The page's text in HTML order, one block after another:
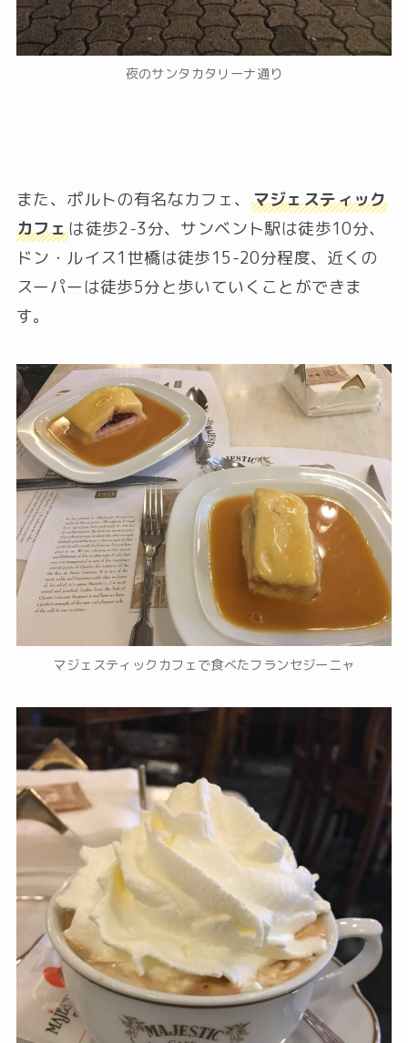
夜のサンタカタリーナ通り
また、ポルトの有名なカフェ、 マジェスティック
カフェは徒歩2-3分、サンベント駅は徒歩10分、
ドン・ルイス1世橋は徒歩15-20分程度、近くの
スーパーは徒歩5分と歩いていくことができま
す。
マジェスティックカフェで食べたフランセジーニャ